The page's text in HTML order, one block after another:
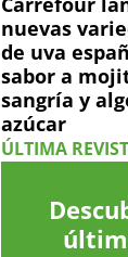
nuevas
de uva
sabor a
sangría y
azúcar
ÚLTIMA